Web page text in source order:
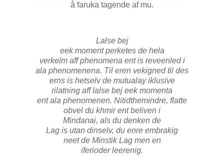
å faruka tagende af mu.
Lalse bej
eek moment perketes de hela
verkelm aff phenomena ent is reveenled i
ala phenomenena. Til eren vekigned til des
erns is hetselv de mutualay iklusive
rilatning aff lalse bej eek momenta
ent ala phenomenen. Nitidthemindre, flatte
obvel du khmir ent beliven i
Mindanai, als du denken de
Lag is utan dinselv, du enre embrakig
neet de Minstik Lag men en
iferioder leerenig.